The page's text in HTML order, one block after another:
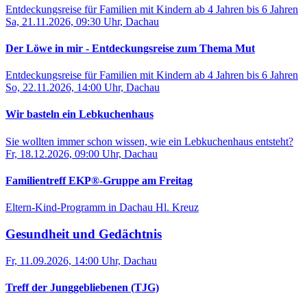
Entdeckungsreise für Familien mit Kindern ab 4 Jahren bis 6 Jahren
Sa, 21.11.2026, 09:30 Uhr, Dachau
Der Löwe in mir - Entdeckungsreise zum Thema Mut
Entdeckungsreise für Familien mit Kindern ab 4 Jahren bis 6 Jahren
So, 22.11.2026, 14:00 Uhr, Dachau
Wir basteln ein Lebkuchenhaus
Sie wollten immer schon wissen, wie ein Lebkuchenhaus entsteht?
Fr, 18.12.2026, 09:00 Uhr, Dachau
Familientreff EKP®-Gruppe am Freitag
Eltern-Kind-Programm in Dachau Hl. Kreuz
Gesundheit und Gedächtnis
Fr, 11.09.2026, 14:00 Uhr, Dachau
Treff der Junggebliebenen (TJG)